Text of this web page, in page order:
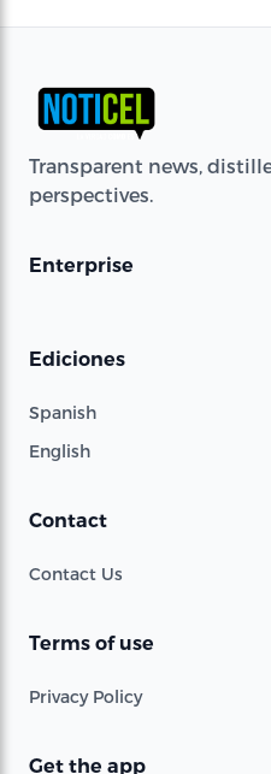
Transparent news,
perspectives.
Enterprise
Ediciones
Spanish
English
Contact
Contact Us
Terms of use
Privacy Policy
Get the app